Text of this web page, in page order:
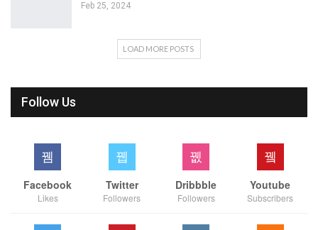
Feb 25, 2024
LOAD MORE POSTS
Follow Us
Facebook
Likes
Twitter
Followers
Dribbble
Followers
Youtube
Subscribers